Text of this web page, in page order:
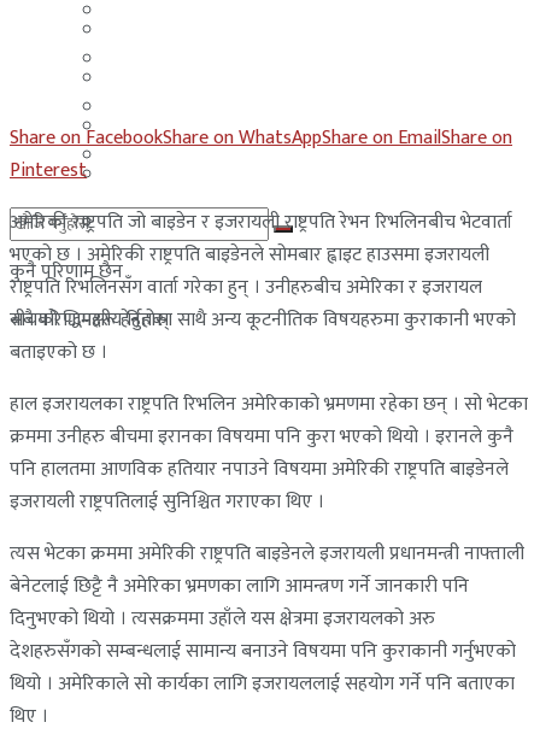
साउदी अरब
कुनै परिणाम छैन
सबै परिणामहरू हेर्नुहोस्
युएई
साउदी अरब
Share on FacebookShare on WhatsAppShare on EmailShare on
Pinterest
अमेरिकी राष्ट्रपति जो बाइडेन र इजरायली राष्ट्रपति रेभन रिभलिनबीच भेटवार्ता
भएको छ । अमेरिकी राष्ट्रपति बाइडेनले सोमबार ह्वाइट हाउसमा इजरायली
राष्ट्रपति रिभलिनसँग वार्ता गरेका हुन् । उनीहरुबीच अमेरिका र इजरायल
बीचको द्धिपक्षीय हितका साथै अन्य कूटनीतिक विषयहरुमा कुराकानी भएको
बताइएको छ ।
हाल इजरायलका राष्ट्रपति रिभलिन अमेरिकाको भ्रमणमा रहेका छन् । सो भेटका
क्रममा उनीहरु बीचमा इरानका विषयमा पनि कुरा भएको थियो । इरानले कुनै
पनि हालतमा आणविक हतियार नपाउने विषयमा अमेरिकी राष्ट्रपति बाइडेनले
इजरायली राष्ट्रपतिलाई सुनिश्चित गराएका थिए ।
त्यस भेटका क्रममा अमेरिकी राष्ट्रपति बाइडेनले इजरायली प्रधानमन्त्री नाफ्ताली
बेनेटलाई छिट्टै नै अमेरिका भ्रमणका लागि आमन्त्रण गर्ने जानकारी पनि
दिनुभएको थियो । त्यसक्रममा उहाँले यस क्षेत्रमा इजरायलको अरु
देशहरुसँगको सम्बन्धलाई सामान्य बनाउने विषयमा पनि कुराकानी गर्नुभएको
थियो । अमेरिकाले सो कार्यका लागि इजरायललाई सहयोग गर्ने पनि बताएका
थिए ।